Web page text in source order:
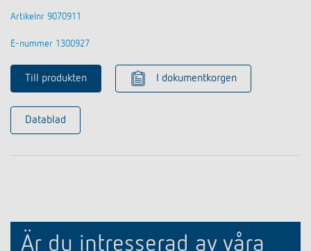
Artikelnr 9070911
E-nummer 1300927
Till produkten I dokumentkorgen
Datablad
Är du intresserad av våra